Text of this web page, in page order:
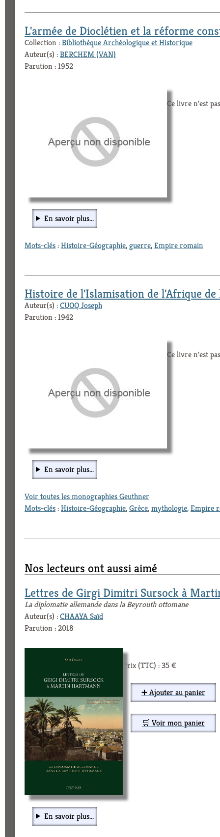
L'armée de Dioclétien et la réforme
Collection :Bibliothèque Archéologique et Historique
Auteur(s) :BERCHEM (VAN)
Parution : 1952
Ce livre n'est
En savoir plus...
Mots-clés:Histoire-Géographie,guerre,Empire romain
Histoire de l'Islamisation de l'Afrique de
Auteur(s) :CUOQ Joseph
Parution : 1942
Ce livre n'est
En savoir plus...
Voir toutes les monographies Geuthner
Mots-clés:Histoire-Géographie,Grèce,mythologie,Empire
Nos lecteurs ont aussi aimé
Lettres de Girgi Dimitri Sursock à
La diplomatie allemande dans la Beyrouth ottomane
Auteur(s) :CHAAYA Saïd
Parution : 2018
Prix (TTC) : 35 €
➕ Ajouter au panier
🛒 Voir mon panier
En savoir plus...